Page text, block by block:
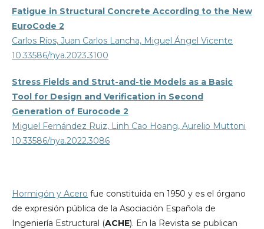
Fatigue in Structural Concrete According to the New
EuroCode 2
Carlos Ríos, Juan Carlos Lancha, Miguel Ángel Vicente
10.33586/hya.2023.3100
Stress Fields and Strut-and-tie Models as a Basic
Tool for Design and Verification in Second
Generation of Eurocode 2
Miguel Fernández Ruiz, Linh Cao Hoang, Aurelio Muttoni
10.33586/hya.2022.3086
Hormigón y Acero fue constituida en 1950 y es el órgano
de expresión pública de la Asociación Española de
Ingeniería Estructural (ACHE). En la Revista se publican